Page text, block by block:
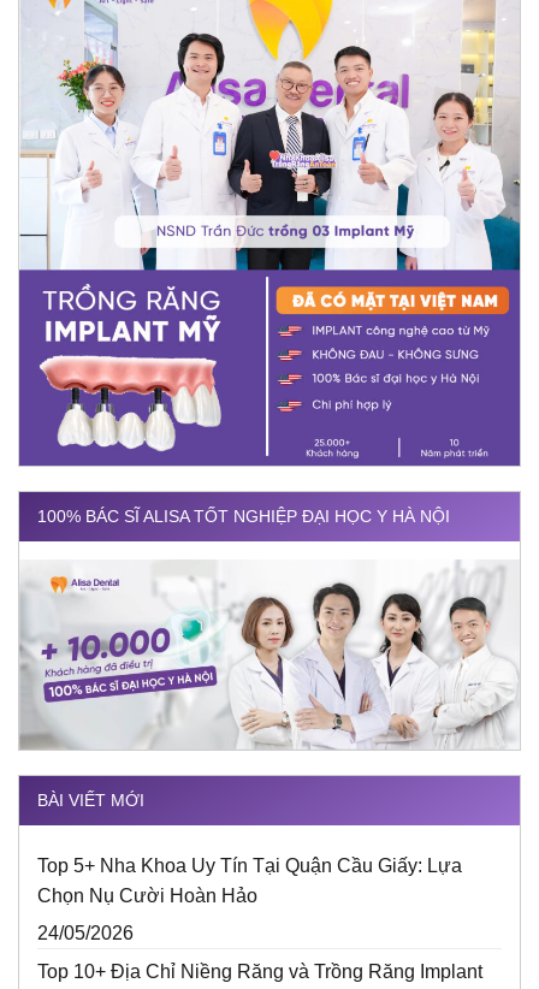
100% BÁC SĨ ALISA TỐT NGHIỆP ĐẠI HỌC Y HÀ NỘI
BÀI VIẾT MỚI
Top 5+ Nha Khoa Uy Tín Tại Quận Cầu Giấy: Lựa
Chọn Nụ Cười Hoàn Hảo
24/05/2026
Top 10+ Địa Chỉ Niềng Răng và Trồng Răng Implant